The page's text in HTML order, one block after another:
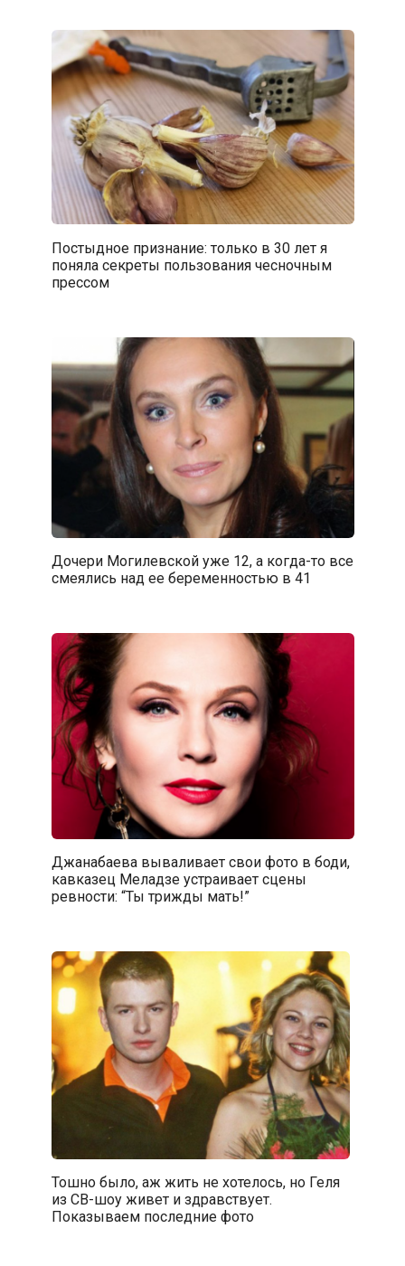
Постыдное признание: только в 30 лет я
поняла секреты пользования чесночным
прессом
Дочери Могилевской уже 12, а когда-то все
смеялись над ее беременностью в 41
Джанабаева вываливает свои фото в боди,
кавказец Меладзе устраивает сцены
ревности: “Ты трижды мать!”
Тошно было, аж жить не хотелось, но Геля
из СВ-шоу живет и здравствует.
Показываем последние фото